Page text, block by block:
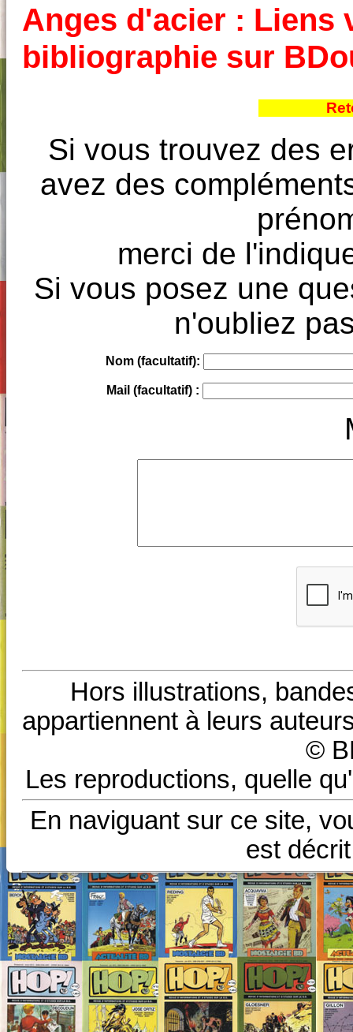
Anges d'acier : Liens
bibliographie sur
Si vous trouvez des
avez des
merci de
Si vous posez une
n'oubliez
Nom (facultatif):
Mail (facultatif) :
Hors illustrations,
appartiennent à leurs
©
Les reproductions, quelle
En naviguant sur ce site,
est